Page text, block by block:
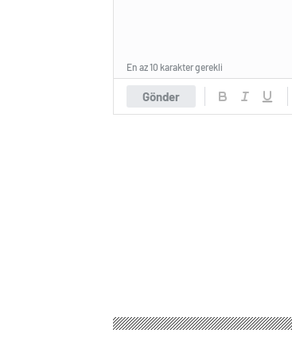
Gönder
En az 10 karakter gerekli